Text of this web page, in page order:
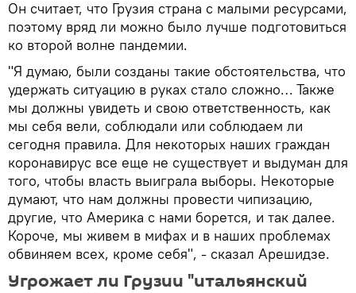
Он считает, что Грузия страна с малыми ресурсами,
поэтому вряд ли можно было лучше подготовиться
ко второй волне пандемии.
"Я думаю, были созданы такие обстоятельства, что
удержать ситуацию в руках стало сложно… Также
мы должны увидеть и свою ответственность, как
мы себя вели, соблюдали или соблюдаем ли
сегодня правила. Для некоторых наших граждан
коронавирус все еще не существует и выдуман для
того, чтобы власть выиграла выборы. Некоторые
думают, что нам должны провести чипизацию,
другие, что Америка с нами борется, и так далее.
Короче, мы живем в мифах и в наших проблемах
обвиняем всех, кроме себя", - сказал Арешидзе.
Угрожает ли Грузии "итальянский